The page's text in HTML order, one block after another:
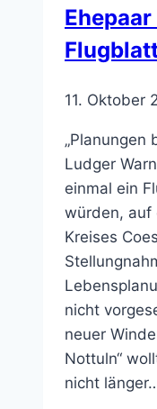
11. Oktober
„Planungen
Ludger
einmal ein
würden, auf
Kreises
nicht
neuer
Nottuln“
nicht